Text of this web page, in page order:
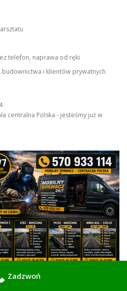
telefon, naprawa od ręki
i klientów prywatnych
centralna Polska - jesteśmy już w
Zadzwoń